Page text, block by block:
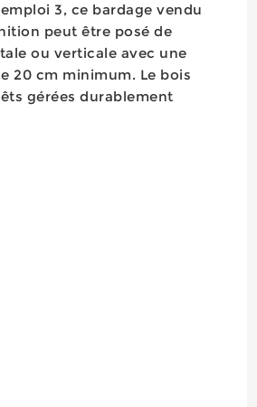
3, ce bardage vendu
peut être posé de
ou verticale avec une
20 cm minimum. Le bois
gérées durablement